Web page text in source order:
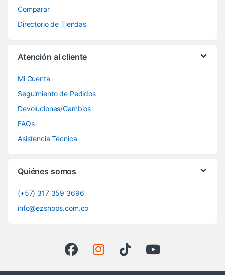
Comparar
Directorio de Tiendas
Atención al cliente
Mi Cuenta
Seguimiento de Pedidos
Devoluciones/Cambios
FAQs
Asistencia Técnica
Quiénes somos
(+57) 317 359 3696
info@ezshops.com.co